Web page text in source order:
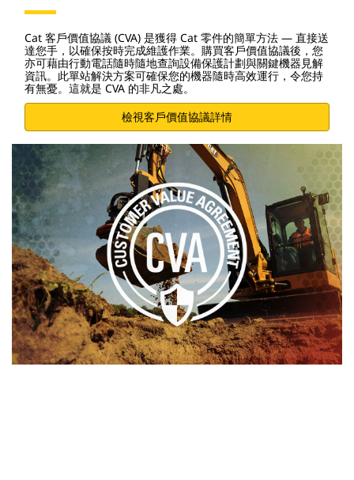
Cat 客戶價值協議 (CVA) 是獲得 Cat 零件的簡單方法 — 直接送
達您手，以確保按時完成維護作業。購買客戶價值協議後，您
亦可藉由行動電話隨時隨地查詢設備保護計劃與關鍵機器見解
資訊。此單站解決方案可確保您的機器隨時高效運行，令您持
有無憂。這就是 CVA 的非凡之處。
檢視客戶價值協議詳情